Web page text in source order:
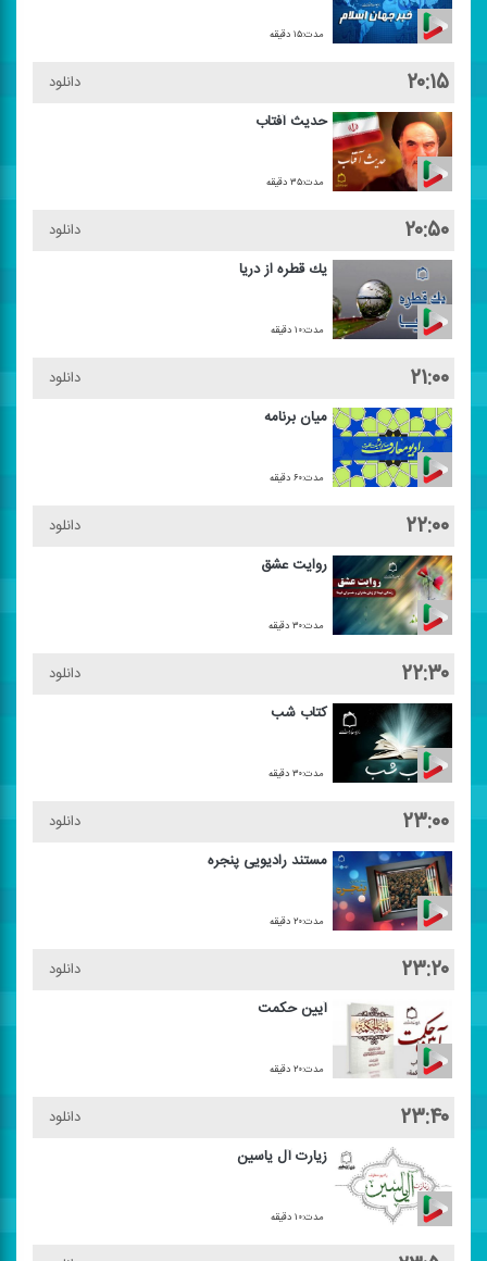
مدت:۱۵ دقیقه
۲۰:۱۵
دانلود
حدیث آفتاب
مدت:۳۵ دقیقه
۲۰:۵۰
دانلود
یك قطره از دریا
مدت:۱۰ دقیقه
۲۱:۰۰
دانلود
میان‌ برنامه
مدت:۶۰ دقیقه
۲۲:۰۰
دانلود
روایت عشق
مدت:۳۰ دقیقه
۲۲:۳۰
دانلود
كتاب شب
مدت:۳۰ دقیقه
۲۳:۰۰
دانلود
مستند رادیویی پنجره
مدت:۲۰ دقیقه
۲۳:۲۰
دانلود
آیین حكمت
مدت:۲۰ دقیقه
۲۳:۴۰
دانلود
زیارت آل یاسین
مدت:۱۰ دقیقه